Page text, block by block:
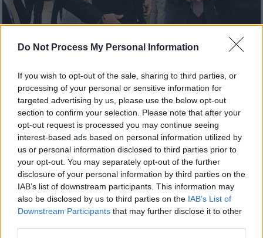
Do Not Process My Personal Information
If you wish to opt-out of the sale, sharing to third parties, or
processing of your personal or sensitive information for
targeted advertising by us, please use the below opt-out
section to confirm your selection. Please note that after your
opt-out request is processed you may continue seeing
interest-based ads based on personal information utilized by
us or personal information disclosed to third parties prior to
your opt-out. You may separately opt-out of the further
disclosure of your personal information by third parties on the
IAB’s list of downstream participants. This information may
also be disclosed by us to third parties on the IAB’s List of
Downstream Participants that may further disclose it to other
Προσθέστε το ΕΘΝΟΣ στη Google
Προσφυγή κατέθεσε στοΣυμβούλιο της
Επικρατείαςο καθηγητής της Νομικής
Σχολής του ΕΚΠΑ,Πάνος Λαζαράτος,
ζητώντας τηνακύρωση της απονομής του
επιθέτου «Ντε Γκρες».
Παράλληλα ζητά και την αλλαγή της
ελληνικής ιθαγένειας σταμέλη της τέως
βασιλικής οικογένειας
. O γνωστός νομικός